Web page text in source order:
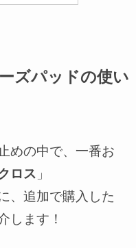
ズパッドの使い
めの中で、一番お
ロス 」
、追加で購入した
します！